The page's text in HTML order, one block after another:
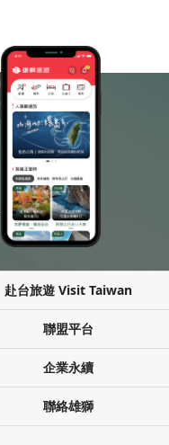
赴台旅遊 Visit Taiwan
聯盟平台
企業永續
聯絡雄獅